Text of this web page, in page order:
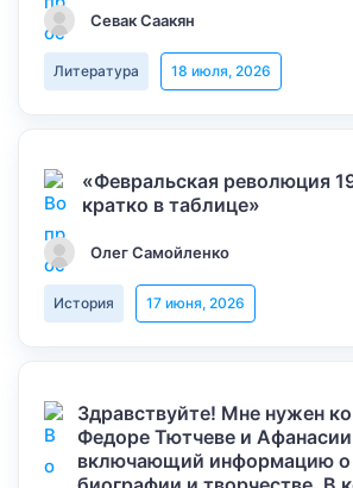
Севак Саакян
Литература 18 июля, 2026
«Февральская революция
кратко в таблице»
Олег Самойленко
История 17 июня, 2026
Здравствуйте! Мне нужен
Федоре Тютчеве и
включающий информацию о